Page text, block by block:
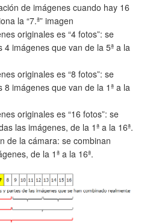
de imágenes cuando hay 16
la “7.ª” imagen
originales es “4 fotos”: se
4 imágenes que van de la 5ª a la
originales es “8 fotos”: se
8 imágenes que van de la 1ª a la
originales es “16 fotos”: se
las imágenes, de la 1ª a la 16ª.
de la cámara: se combinan
de la 1ª a la 16ª.